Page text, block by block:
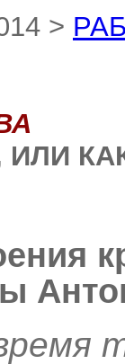
>
ИЛИ